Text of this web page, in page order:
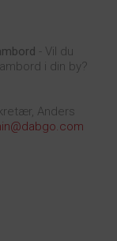
- Vil du
i din by?
Anders